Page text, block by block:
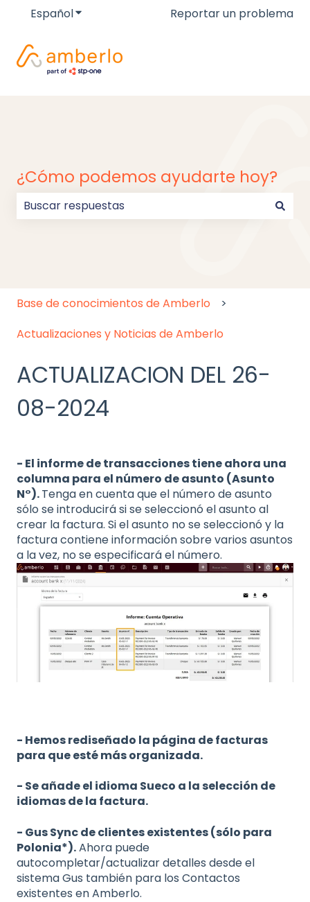
EspañolTraducciones de Mostrar submenú de
Reportar un problema
¿Cómo podemos ayudarte hoy?
Base de conocimientos de Amberlo
Actualizaciones y Noticias de Amberlo
ACTUALIZACION DEL 26-
08-2024
- El informe de transacciones tiene ahora una
columna para el número de asunto (Asunto
N°).Tenga en cuenta que el número de asunto
sólo se introducirá si se seleccionó el asunto al
crear la factura. Si el asunto no se seleccionó y la
factura contiene información sobre varios asuntos
a la vez, no se especificará el número.
- Hemos rediseñado la página de facturas
para que esté más organizada.
- Se añade el idioma Sueco a la selección de
idiomas de la factura.
- Gus Sync de clientes existentes (sólo para
Polonia*).Ahora puede
autocompletar/actualizar detalles desde el
sistema Gus también para los Contactos
existentes en Amberlo.